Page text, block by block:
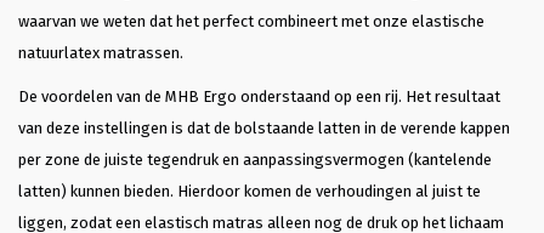
waarvan we weten dat het perfect combineert met onze elastische
natuurlatex matrassen.
De voordelen van de MHB Ergo onderstaand op een rij. Het resultaat
van deze instellingen is dat de bolstaande latten in de verende kappen
per zone de juiste tegendruk en aanpassingsvermogen (kantelende
latten) kunnen bieden. Hierdoor komen de verhoudingen al juist te
liggen, zodat een elastisch matras alleen nog de druk op het lichaam